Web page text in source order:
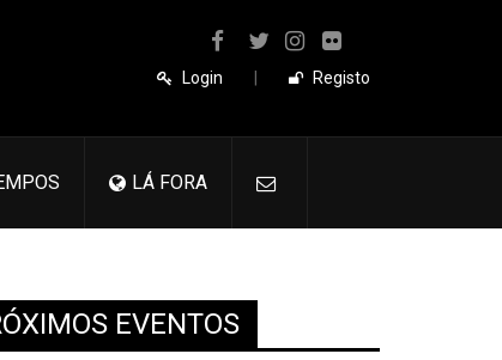
Login Registo
LÁ FORA
EVENTOS